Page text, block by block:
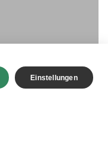
Einstellungen